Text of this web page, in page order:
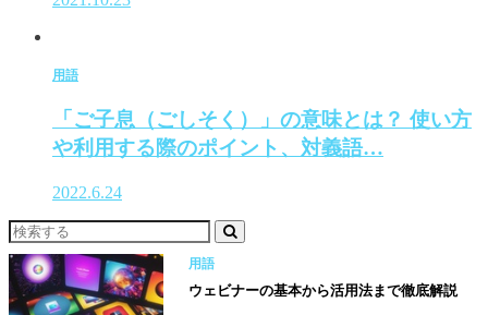
用語
「ご子息（ごしそく）」の意味とは？ 使い方
や利用する際のポイント、対義語…
2022.6.24
用語
ウェビナーの基本から活用法まで徹底解説